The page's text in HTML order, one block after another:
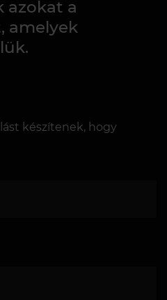
azokat a
amelyek
készítenek, hogy